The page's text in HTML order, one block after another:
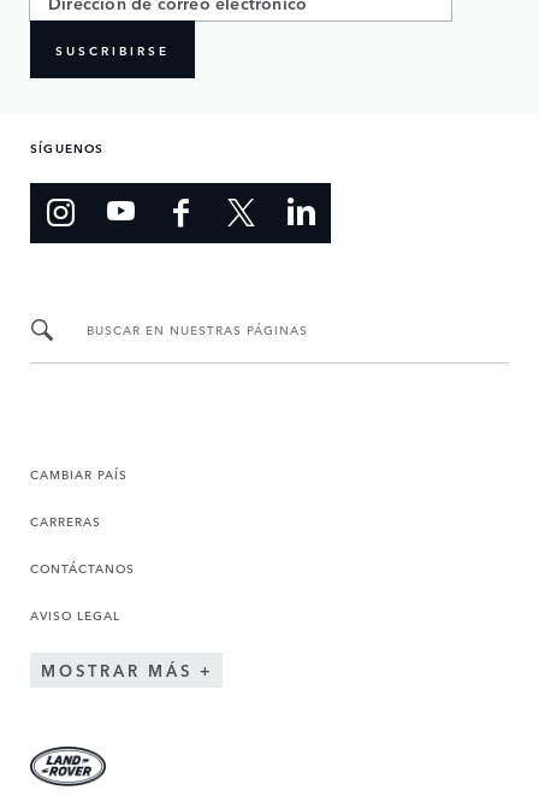
SUSCRIBIRSE
SÍGUENOS
BUSCAR EN NUESTRAS PÁGINAS
CAMBIAR PAÍS
CARRERAS
CONTÁCTANOS
AVISO LEGAL
MOSTRAR MÁS